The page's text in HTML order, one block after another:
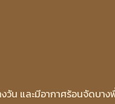
วัน และมีอากาศร้อนจัดบ